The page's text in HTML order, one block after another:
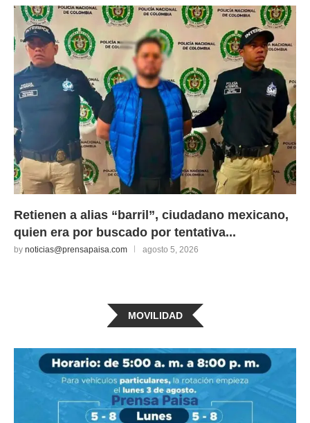
Retienen a alias “barril”, ciudadano mexicano,
quien era por buscado por tentativa...
by noticias@prensapaisa.com agosto 5, 2026
MOVILIDAD